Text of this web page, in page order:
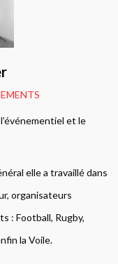
et le
elle a travaillé dans
organisateurs
: Football, Rugby,
la Voile.